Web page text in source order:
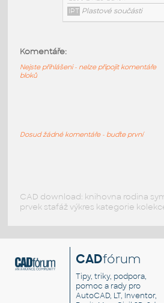
IPT Plastové součásti
Lego 2412b-
Lego 2412b-Black
Komentáře:
Nejste přihlášeni - nelze připojit komentáře
bloků
Dosud žádné komentáře - buďte první
CAD download: knihovna rodina
prvek stafáž výkres kategorie
CADfórum
Tipy, triky, podpora,
pomoc a rady pro
AutoCAD, LT, Inventor,